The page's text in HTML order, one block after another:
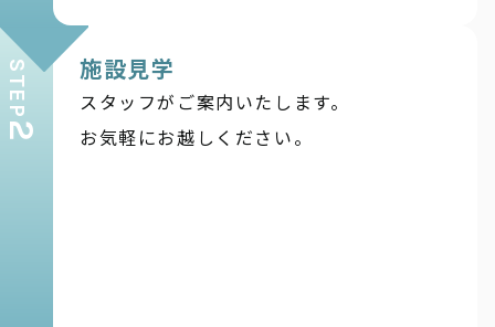
STEP
2
施設見学
スタッフがご案内いたします。
お気軽にお越しください。